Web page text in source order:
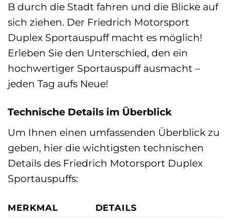
B durch die Stadt fahren und die Blicke auf
sich ziehen. Der Friedrich Motorsport
Duplex Sportauspuff macht es möglich!
Erleben Sie den Unterschied, den ein
hochwertiger Sportauspuff ausmacht –
jeden Tag aufs Neue!
Technische Details im Überblick
Um Ihnen einen umfassenden Überblick zu
geben, hier die wichtigsten technischen
Details des Friedrich Motorsport Duplex
Sportauspuffs:
MERKMAL
DETAILS